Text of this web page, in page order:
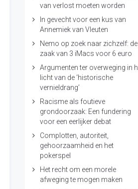
van verlost moeten worden
In gevecht voor een kus van
Annemiek van Vleuten
Nemo op zoek naar zichzelf: de
zaak van 3 iMacs voor 6 euro
Argumenten ter overweging in
licht van de ‘historische
vernieldrang’
Racisme als foutieve
grondoorzaak: Een fundering
voor een eerlijker debat
Complotten, autoriteit,
gehoorzaamheid en het
pokerspel
Het recht om een morele
afweging te mogen maken